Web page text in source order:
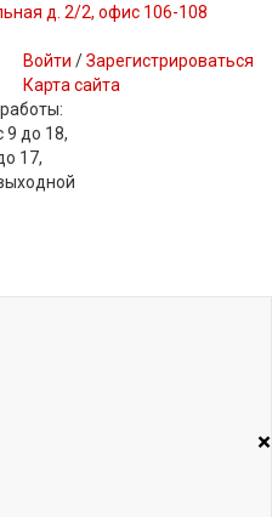
д. 2/2, офис 106-108
Войти /Зарегистрироваться
Карта сайта
9 до 18,
17,
×